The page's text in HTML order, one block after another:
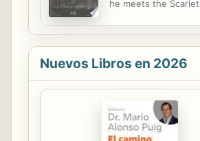
he meets the
Nuevos Libros en 2026